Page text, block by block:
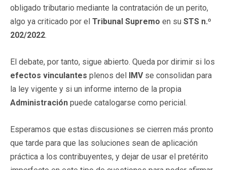
obligado tributario mediante la contratación de un perito,
algo ya criticado por el Tribunal Supremo en su STS n.º
202/2022.
El debate, por tanto, sigue abierto. Queda por dirimir si los
efectos vinculantes plenos del IMVse consolidan para
la ley vigente y si un informe interno de la propia
Administración puede catalogarse como pericial.
Esperamos que estas discusiones se cierren más pronto
que tarde para que las soluciones sean de aplicación
práctica a los contribuyentes, y dejar de usar el pretérito